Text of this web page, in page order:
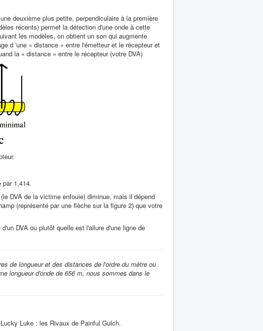
deuxième plus petite, perpendiculaire à la première
récents) permet la détection d'une onde à cette
les modèles, on obtient un son qui augmente
d 'une « distance » entre l'émetteur et le récepteur et
la « distance » entre le récepteur (votre DVA)
1,414.
DVA de la victime enfouie) diminue, mais il dépend
(représenté par une flèche sur la figure 2) que votre
DVA ou plutôt quelle est l'allure d'une ligne de
de longueur et des distances de l'ordre du mètre ou
longueur d'onde de 656 m, nous sommes dans le
Luke : les Rivaux de Painful Gulch.